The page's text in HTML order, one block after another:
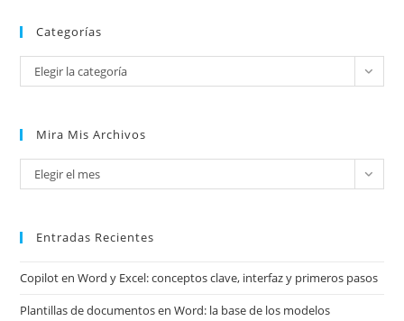
Categorías
Categorías
Elegir la categoría
Mira Mis Archivos
Mira
mis
Elegir el mes
Entradas Recientes
Copilot en Word y Excel: conceptos clave, interfaz y primeros pasos
Plantillas de documentos en Word: la base de los modelos